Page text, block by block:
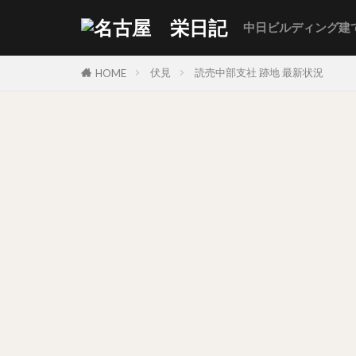
中日ビルディング建
HOME 伏見 読売中部支社 跡地 最新状況